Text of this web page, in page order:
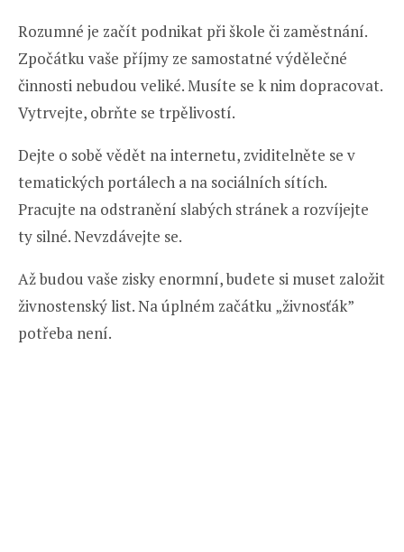
Rozumné je začít podnikat při škole či zaměstnání.
Zpočátku vaše příjmy ze samostatné výdělečné
činnosti nebudou veliké. Musíte se k nim dopracovat.
Vytrvejte, obrňte se trpělivostí.
Dejte o sobě vědět na internetu, zviditelněte se v
tematických portálech a na sociálních sítích.
Pracujte na odstranění slabých stránek a rozvíjejte
ty silné. Nevzdávejte se.
Až budou vaše zisky enormní, budete si muset založit
živnostenský list. Na úplném začátku „živnosťák”
potřeba není.